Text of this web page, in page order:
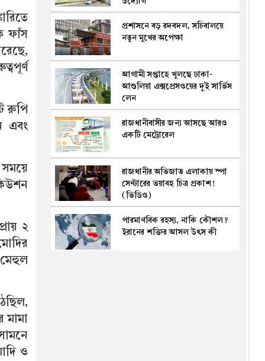
ফাঁস
রুপি
এবং
সময়ে
২
মামা
ও
ঢাকা-সিলেট মহাসড়কে দুই বাসের
সংঘর্ষ, নিহত ৮
মস্তিষ্কের বিভ্রমেই জন্ম নেয়
ভূতবিশ্বাস
১ লাখ ১৯ হাজার শিক্ষক-কর্মচারীর
জন্য বড় সুখবর
চিকিৎসার জন্য গাঁজার চাষে
অনুমোদন দিল নেপালের গণ্ডকী
প্রদেশ
যে কৌশলে ৮০ কোটি মানুষকে
দারিদ্র্য থেকে তুলে বিশ্ব অর্থনীতির
প্রশাসনে বড় রদবদল, সচিবালয়ে
নতুন মুখের অপেক্ষা
আগামী সপ্তাহে খুলছে ঢাকা-
আশুলিয়া এক্সপ্রেসওয়ের দুই সার্ভিস
লেন
রাজধানীবাসীর জন্য আসছে আরও
একটি মেট্রোরেল
রাজধানীর অভিজাত এলাকায় স্পা
সেন্টারের ভয়াবহ চিত্র প্রকাশ!
(ভিডিও)
পারমাণবিক রহস্য, নাকি কৌশল?
ইরানের শক্তির আসল উৎস কী